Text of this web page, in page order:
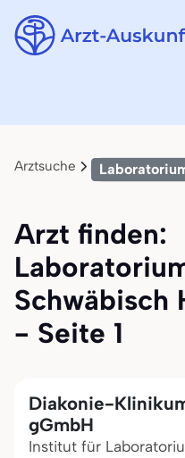
Arztsuche
Arzt finden:
Schwäbisch
- Seite 1
Diakonie-
gGmbH
Institut für